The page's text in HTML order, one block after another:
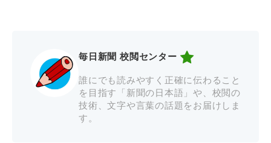
毎日新聞 校閲センター
誰にでも読みやすく正確に伝わること
を目指す「新聞の日本語」や、校閲の
技術、文字や言葉の話題をお届けしま
す。